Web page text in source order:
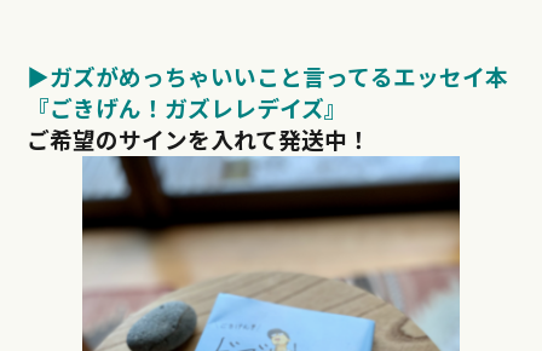
▶︎ガズがめっちゃいいこと言ってるエッセイ本
『ごきげん！ガズレレデイズ』
ご希望のサインを入れて発送中！